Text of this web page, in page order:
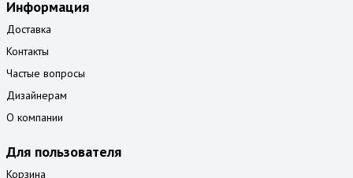
Информация
Доставка
Контакты
Частые вопросы
Дизайнерам
О компании
Для пользователя
Корзина